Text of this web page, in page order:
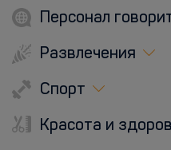
Персонал
Развлечения
Спорт
Красота и